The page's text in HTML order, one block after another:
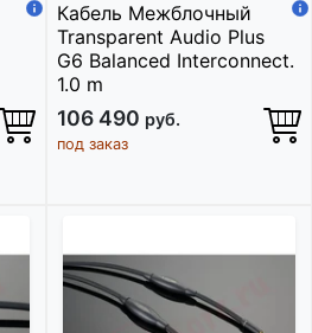
Кабель Межблочный
Transparent Audio Plus
G6 Balanced Interconnect.
1.0 m
106 490 руб.
под заказ